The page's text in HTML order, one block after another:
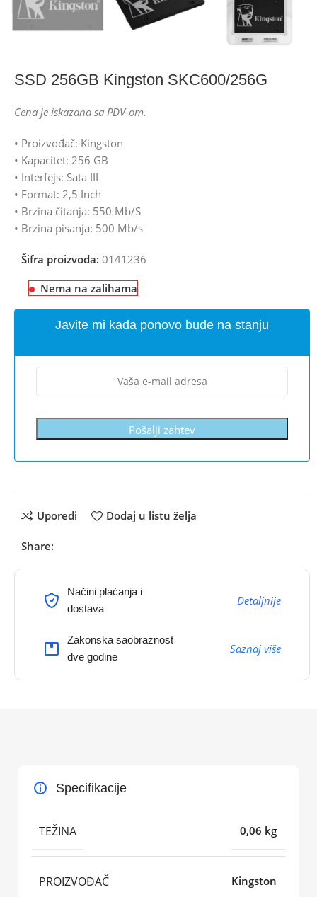
SSD 256GB Kingston SKC600/256G
Cena je iskazana sa PDV-om.
• Proizvođač: Kingston
• Kapacitet: 256 GB
• Interfejs: Sata III
• Format: 2,5 Inch
• Brzina čitanja: 550 Mb/S
• Brzina pisanja: 500 Mb/s
Šifra proizvoda:0141236
Nema na zalihama
Javite mi kada ponovo bude na stanju
Pošalji zahtev
Uporedi Dodaj u listu želja
Share:
Načini plaćanja i
dostava
Detaljnije
Zakonska saobraznost
dve godine
Saznaj više
Specifikacije
TEŽINA 0,06 kg
PROIZVOĐAČ Kingston